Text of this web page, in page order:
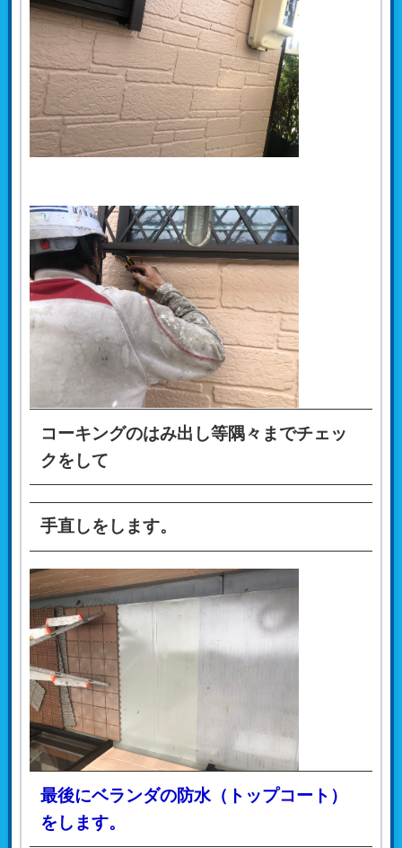
コーキングのはみ出し等隅々までチェッ
クをして
手直しをします。
最後にベランダの防水（トップコート）
をします。